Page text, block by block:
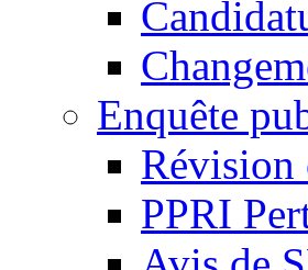
Enquête
Révision
PPRI